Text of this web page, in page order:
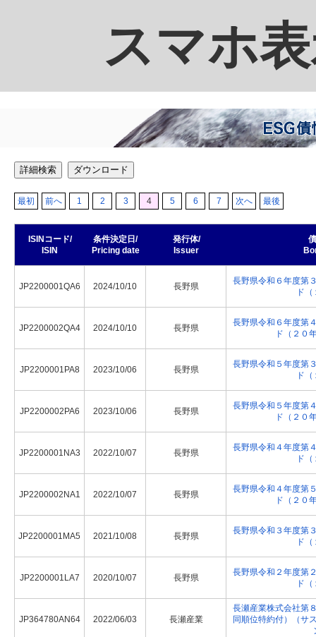
スマホ
詳細検索 ダウンロード
最初 前へ 1 2 3 4 5 6 7 次へ 最後
ISINコード/
ISIN
条件決定日/
Pricing date
発行体/
Issuer
JP2200001QA6 2024/10/10 長野県
長野県令和６年度第
ド
JP2200002QA4 2024/10/10 長野県
長野県令和６年度第
ド（２０
JP2200001PA8 2023/10/06 長野県
長野県令和５年度第
ド
JP2200002PA6 2023/10/06 長野県
長野県令和５年度第
ド（２０
JP2200001NA3 2022/10/07 長野県
長野県令和４年度第
ド
JP2200002NA1 2022/10/07 長野県
長野県令和４年度第
ド（２０
JP2200001MA5 2021/10/08 長野県
長野県令和３年度第
ド
JP2200001LA7 2020/10/07 長野県
長野県令和２年度第
ド
JP364780AN64 2022/06/03 長瀬産業
長瀬産業株式会社第
同順位特約付）（サ